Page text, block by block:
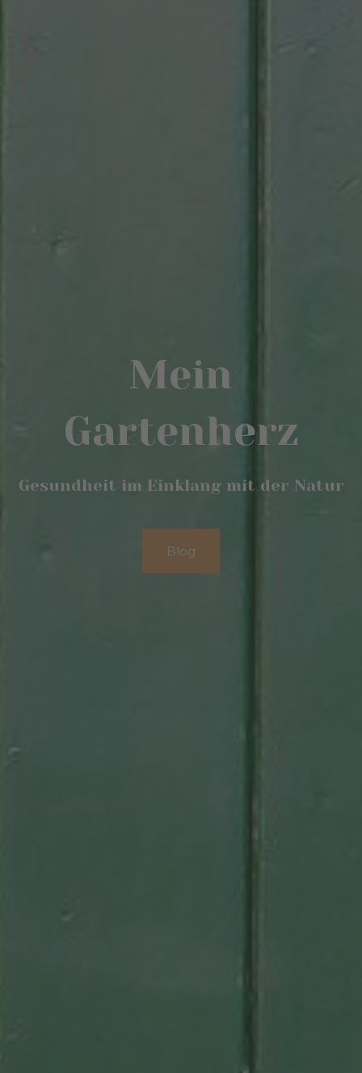
Mein
Gartenherz
Gesundheit im Einklang mit der Natur
Blog